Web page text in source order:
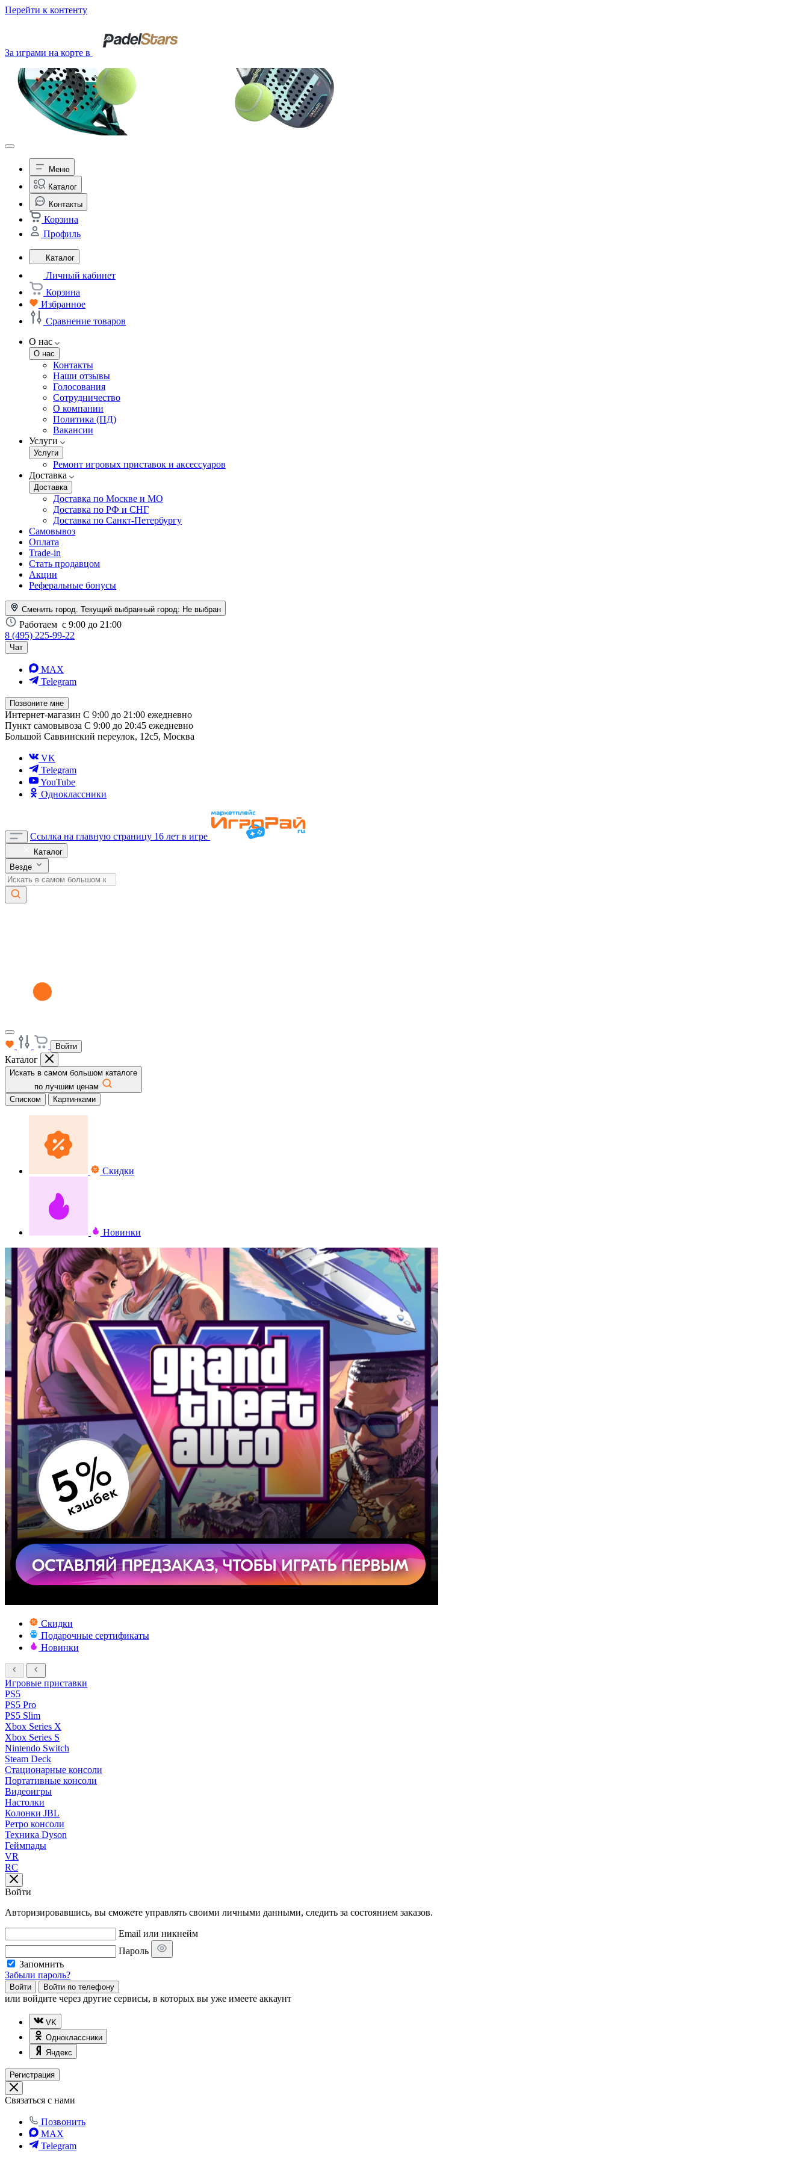
Перейти к контенту
За играми на корте в
Меню
Каталог
Контакты
Корзина
Профиль
Каталог
Личный кабинет
Корзина
Избранное
Сравнение товаров
О нас
О нас
Контакты
Наши отзывы
Голосования
Сотрудничество
О компании
Политика (ПД)
Вакансии
Услуги
Услуги
Ремонт игровых приставок и аксессуаров
Доставка
Доставка
Доставка по Москве и МО
Доставка по РФ и СНГ
Доставка по Санкт-Петербургу
Самовывоз
Оплата
Trade-in
Стать продавцом
Акции
Реферальные бонусы
Сменить город. Текущий выбранный город: Не выбран
Работаем с 9:00 до 21:00
8 (495) 225-99-22
Чат
MAX
Telegram
Позвоните мне
Интернет-магазин С 9:00 до 21:00 ежедневно
Пункт самовывоза С 9:00 до 20:45 ежедневно
Большой Саввинский переулок, 12с5, Москва
VK
Telegram
YouTube
Одноклассники
Ссылка на главную страницу 16 лет в игре
Каталог
Везде
Войти
Каталог
Искать в самом большом каталоге
по лучшим ценам
Списком
Картинками
Скидки
Новинки
Скидки
Подарочные сертификаты
Новинки
Игровые приставки
PS5
PS5 Pro
PS5 Slim
Xbox Series X
Xbox Series S
Nintendo Switch
Steam Deck
Стационарные консоли
Портативные консоли
Видеоигры
Настолки
Колонки JBL
Ретро консоли
Техника Dyson
Геймпады
VR
RC
Войти
Авторизировавшись, вы сможете управлять своими личными данными, следить за состоянием заказов.
Email или никнейм
Пароль
Запомнить
Забыли пароль?
Войти Войти по телефону
или войдите через другие сервисы, в которых вы уже имеете аккаунт
VK
Одноклассники
Яндекс
Регистрация
Связаться с нами
Позвонить
MAX
Telegram